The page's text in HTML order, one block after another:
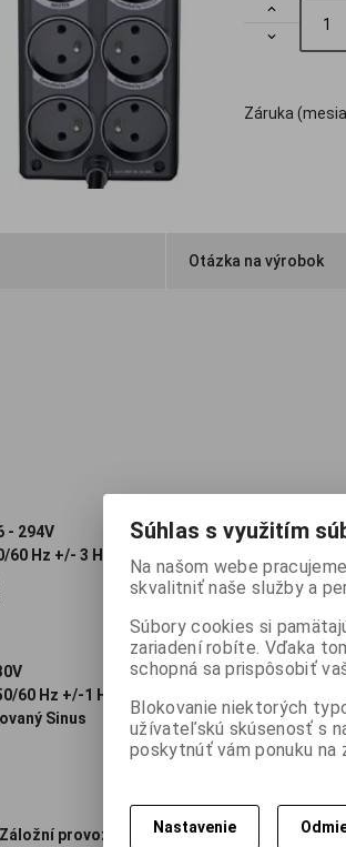


Záruka
Otázka na výrobok
- 294V
Hz +/- 3 Hz (autodetekce)
60 Hz +/-1 Hz
Sinus
provoz na baterie)
Súhlas s využitím
Na našom webe
skvalitniť naše služby a
Súbory cookies si
zariadení robíte. Vďaka
schopná sa prispôsobiť
Blokovanie niektorých
užívateľskú skúsenosť s
poskytnúť vám ponuku na
Nastavenie